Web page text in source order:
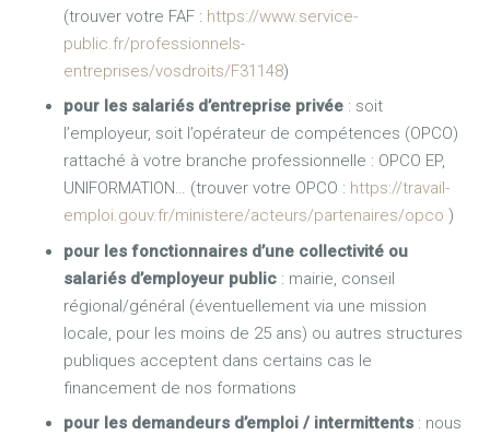
(trouver votre FAF : https://www.service-
public.fr/professionnels-
entreprises/vosdroits/F31148)
pour les salariés d’entreprise privée : soit
l’employeur, soit l’opérateur de compétences (OPCO)
rattaché à votre branche professionnelle : OPCO EP,
UNIFORMATION… (trouver votre OPCO : https://travail-
emploi.gouv.fr/ministere/acteurs/partenaires/opco )
pour les fonctionnaires d’une collectivité ou
salariés d’employeur public: mairie, conseil
régional/général (éventuellement via une mission
locale, pour les moins de 25 ans) ou autres structures
publiques acceptent dans certains cas le
financement de nos formations
pour les demandeurs d’emploi / intermittents : nous